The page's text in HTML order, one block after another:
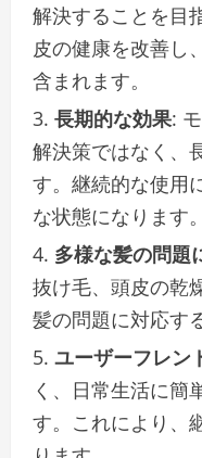
解決することを目
皮の健康を改善し
含まれます。
長期的な効果:
解決策ではなく、
す。継続的な使用
な状態になります。
多様な髪の問題
抜け毛、頭皮の乾
髪の問題に対応す
ユーザーフレン
く、日常生活に簡
す。これにより、